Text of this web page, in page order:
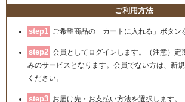
ご利用方法
step1 ご希望商品の「カートに入れる」ボタン
step2 会員としてログインします。（注意）定
みのサービスとなります。会員でない方は、新
ください。
step3 お届け先・お支払い方法を選択します。